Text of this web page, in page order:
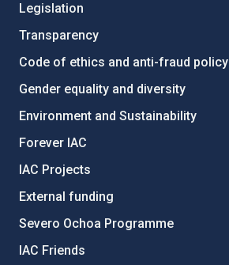
Legislation
Transparency
Code of ethics and anti-fraud policy
Gender equality and diversity
Environment and Sustainability
Forever IAC
IAC Projects
External funding
Severo Ochoa Programme
IAC Friends